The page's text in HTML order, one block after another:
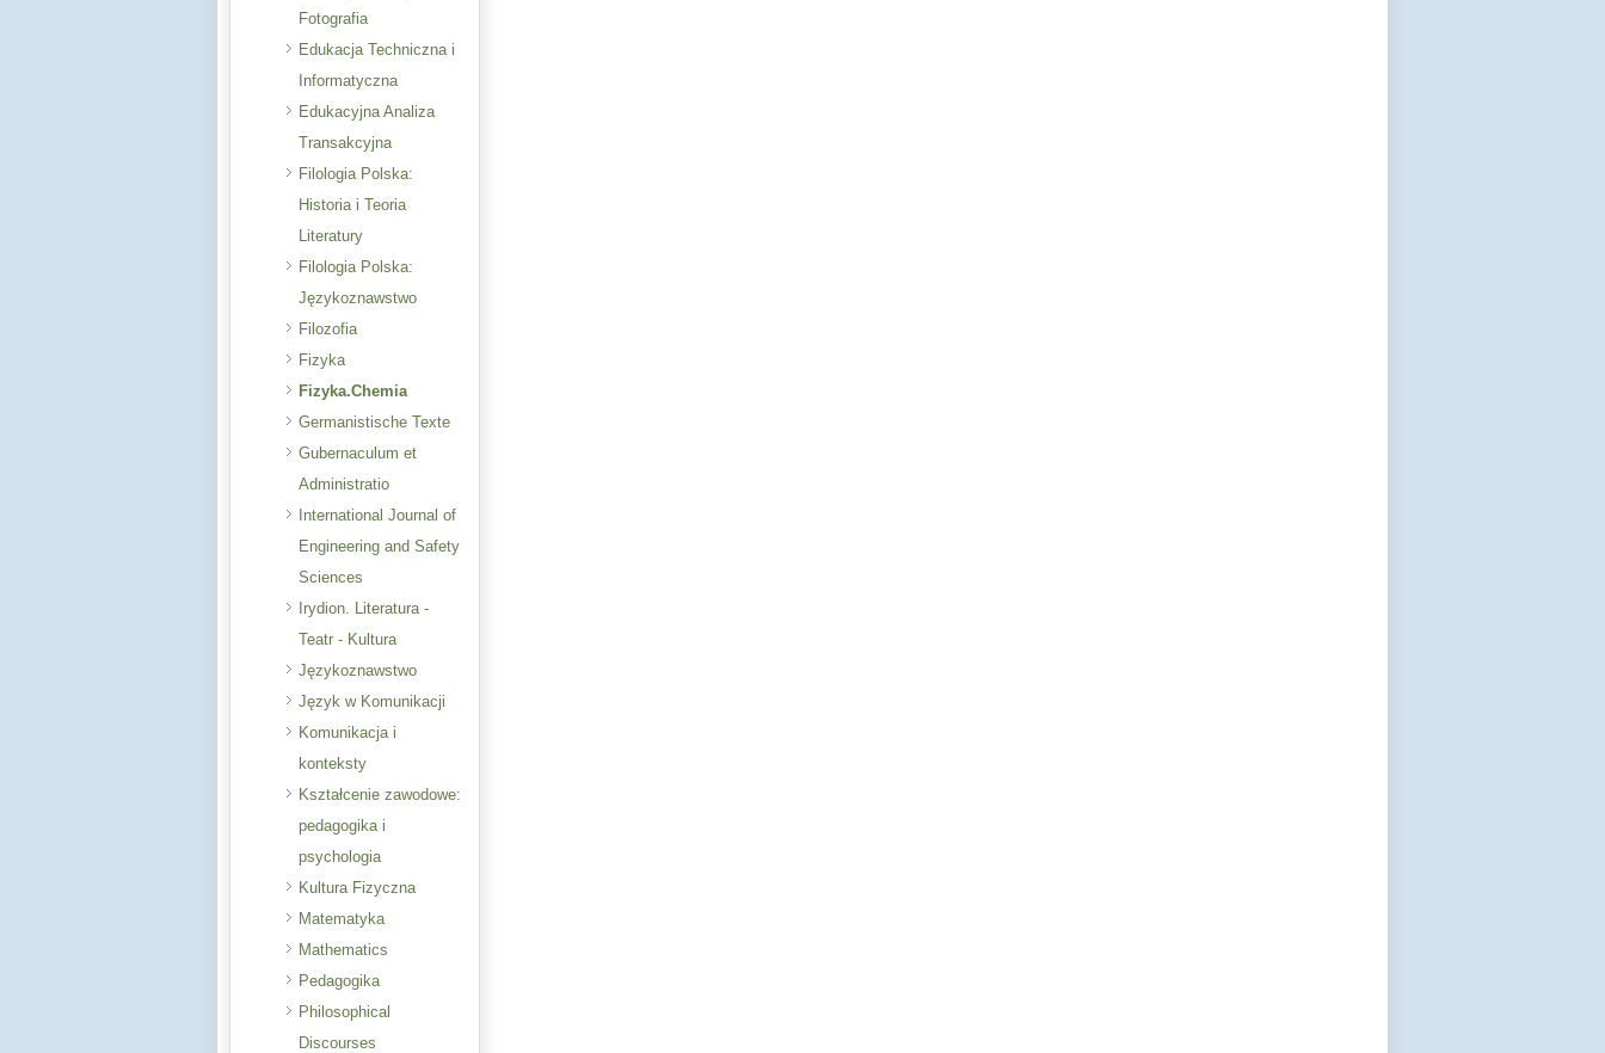
Fotografia
Edukacja Techniczna i
Informatyczna
Edukacyjna Analiza
Transakcyjna
Filologia Polska:
Historia i Teoria
Literatury
Filologia Polska:
Językoznawstwo
Filozofia
Fizyka
Fizyka.Chemia
Germanistische Texte
Gubernaculum et
Administratio
International Journal of
Engineering and Safety
Sciences
Irydion. Literatura -
Teatr - Kultura
Językoznawstwo
Język w Komunikacji
Komunikacja i
konteksty
Kształcenie zawodowe:
pedagogika i
psychologia
Kultura Fizyczna
Matematyka
Mathematics
Pedagogika
Philosophical
Discourses